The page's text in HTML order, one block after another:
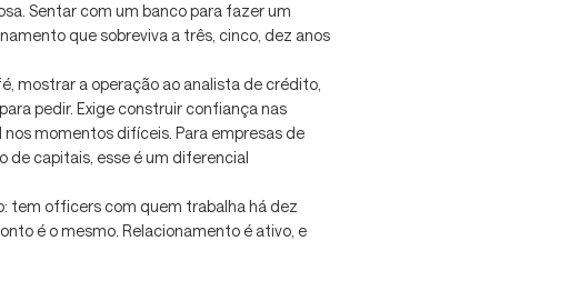
Sentar com um banco para fazer um
que sobreviva a três, cinco, dez anos
mostrar a operação ao analista de crédito,
pedir. Exige construir confiança nas
momentos difíceis. Para empresas de
de capitais, esse é um diferencial
tem officers com quem trabalha há dez
é o mesmo. Relacionamento é ativo, e